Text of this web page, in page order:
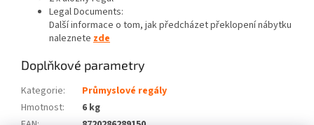
Legal Documents:
Další informace o tom, jak předcházet překlopení nábytku
naleznete zde
Doplňkové parametry
Kategorie:
Průmyslové regály
Hmotnost:
6 kg